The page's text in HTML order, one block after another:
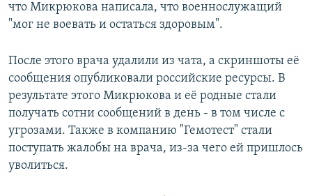
что Микрюкова написала, что военнослужащий
"мог не воевать и остаться здоровым".
После этого врача удалили из чата, а скриншоты её
сообщения опубликовали российские ресурсы. В
результате этого Микрюкова и её родные стали
получать сотни сообщений в день - в том числе с
угрозами. Также в компанию "Гемотест" стали
поступать жалобы на врача, из-за чего ей пришлось
уволиться.